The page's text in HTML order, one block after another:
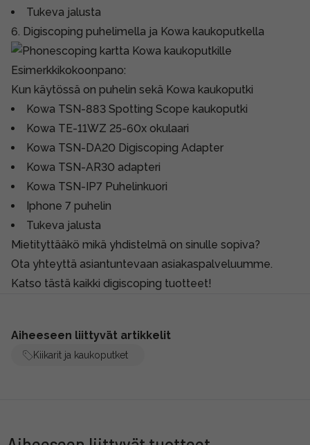
Tukeva jalusta
6. Digiscoping puhelimella ja Kowa kaukoputkella
Esimerkkikokoonpano:
Kun käytössä on puhelin sekä Kowa kaukoputki
Kowa TSN-883 Spotting Scope kaukoputki
Kowa TE-11WZ 25-60x okulaari
Kowa TSN-DA20 Digiscoping Adapter
Kowa TSN-AR30 adapteri
Kowa TSN-IP7 Puhelinkuori
Iphone 7 puhelin
Tukeva jalusta
Mietityttääkö mikä yhdistelmä on sinulle sopiva?
Ota yhteyttä asiantuntevaan asiakaspalveluumme.
Katso tästä kaikki digiscoping tuotteet!
Aiheeseen liittyvät artikkelit
Kiikarit ja kaukoputket